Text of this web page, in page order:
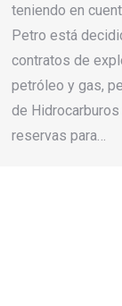
teniendo en
Petro está
contratos de
petróleo y gas,
de
reservas para…